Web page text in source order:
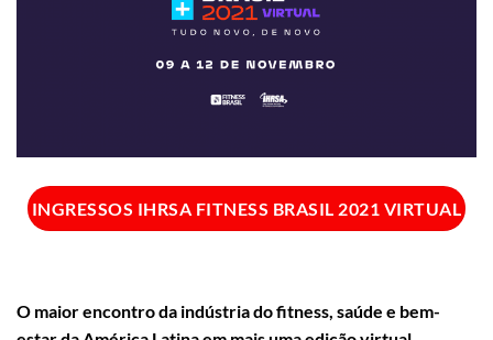
INGRESSOS IHRSA FITNESS BRASIL 2021 VIRTUAL
O maior encontro da indústria do fitness, saúde e bem-